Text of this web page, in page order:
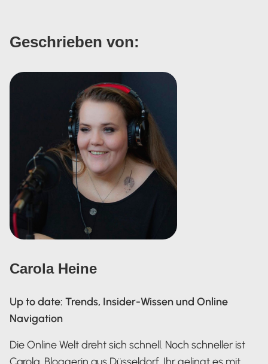
Geschrieben von:
Carola Heine
Up to date: Trends, Insider-Wissen und Online
Navigation
Die Online Welt dreht sich schnell. Noch schneller ist